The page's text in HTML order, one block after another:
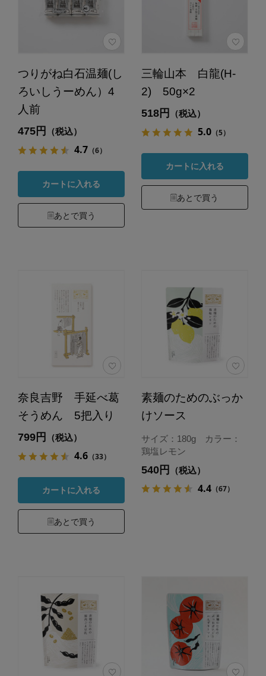
つりがね白石温麺(し
ろいしうーめん）4
人前
475円 （税込）
4.7（6）
カートに入れる
あとで買う
三輪山本 白龍(H-
2) 50g×2
518円 （税込）
5.0（5）
カートに入れる
あとで買う
奈良吉野 手延べ葛
そうめん 5把入り
799円 （税込）
4.6（33）
カートに入れる
あとで買う
素麺のためのぶっか
けソース
サイズ：180g カラー：
鶏塩レモン
540円 （税込）
4.4（67）